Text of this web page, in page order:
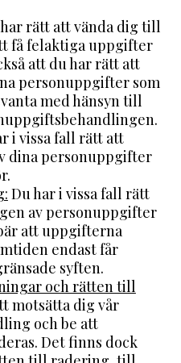
rätt att vända dig till
få felaktiga uppgifter
att du har rätt att
personuppgifter som
med hänsyn till
i vissa fall rätt att
dina personuppgifter
Du har i vissa fall rätt
av personuppgifter
att uppgifterna
endast får
syften.
och rätten till
motsätta dig vår
och be att
Det finns dock